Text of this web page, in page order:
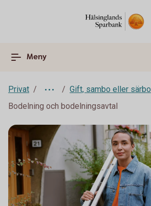
Meny
Privat
Gift, sambo eller särbo
Bodelning och bodelningsavtal